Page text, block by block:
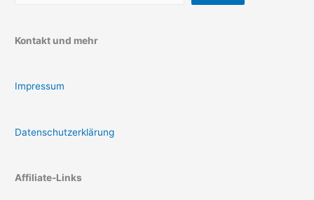
Kontakt und mehr
Impressum
Datenschutzerklärung
Affiliate-Links